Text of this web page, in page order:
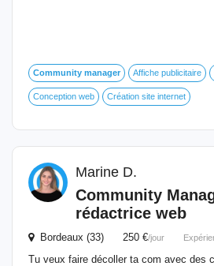
Community manager Affiche publicitaire
Conception web Création site internet
Marine D.
Community
rédactrice web
Bordeaux (33) 250 €/jour
Tu veux faire décoller ta com avec des